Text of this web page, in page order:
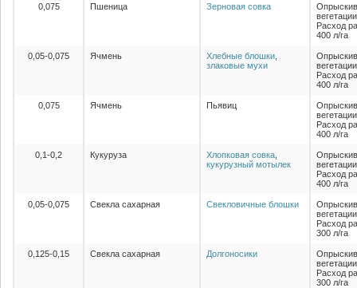
0,075 Пшеница Зерновая совка
Расход
400 л/га
0,05-0,075 Ячмень Хлебные блошки
злаковые мухи
Расход
400 л/га
0,075 Ячмень Пьявиц
Расход
400 л/га
0,1-0,2 Кукуруза Хлопковая совка
кукурузный мотылек
Расход
400 л/га
0,05-0,075 Свекла сахарная Свекловичные блошки
Расход
300 л/га
0,125-0,15 Свекла сахарная Долгоносики
Расход
300 л/га